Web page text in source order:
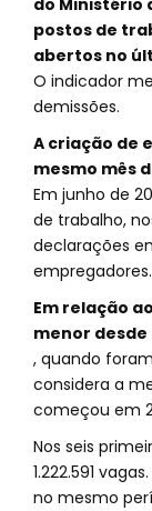
do Ministério
postos de
abertos no
O indicador
demissões.
A criação de
mesmo mês
Em junho de
de trabalho,
declarações
empregadores.
Em relação
menor desde
, quando
considera a
começou em
Nos seis
1.222.591
no mesmo